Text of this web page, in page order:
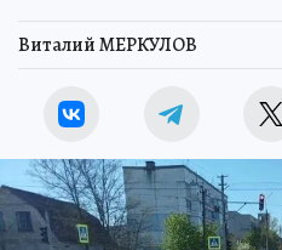
Виталий МЕРКУЛОВ